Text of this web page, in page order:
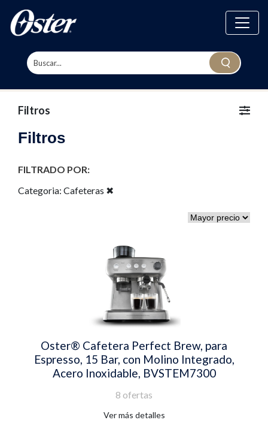
Filtros
Filtros
FILTRADO POR:
Categoria: Cafeteras ✖
Oster® Cafetera Perfect Brew, para
Espresso, 15 Bar, con Molino Integrado,
Acero Inoxidable, BVSTEM7300
8 ofertas
Ver más detalles